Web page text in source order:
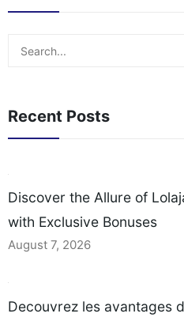
Search
Recent Posts
Discover the Allure of
with Exclusive Bonuses
August 7, 2026
Decouvrez les avantages